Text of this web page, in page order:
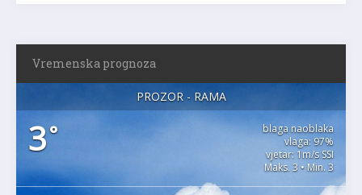
Vremenska prognoza
PROZOR - RAMA
3°
blaga naoblaka
vlaga: 97%
vjetar: 1m/s SSI
Maks. 3 • Min. 3